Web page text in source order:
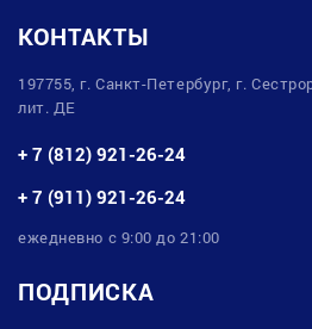
КОНТАКТЫ
197755, г. Санкт-Петербург, г.
лит. ДЕ
+ 7 (812) 921-26-24
+ 7 (911) 921-26-24
ежедневно с 9:00 до 21:00
ПОДПИСКА